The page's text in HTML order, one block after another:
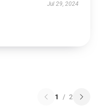
Jul 29, 2024
1 / 2